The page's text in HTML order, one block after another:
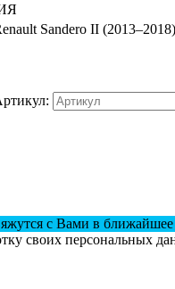
Sandero II
с Вами в ближайшее
своих персональных